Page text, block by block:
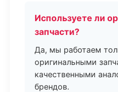
Используете ли
запчасти?
Да, мы работаем
оригинальными
качественными
брендов.